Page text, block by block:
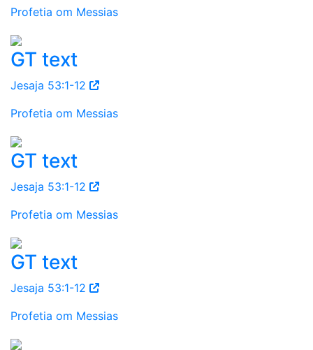
Profetia om Messias
GT text
Jesaja 53:1-12
Profetia om Messias
GT text
Jesaja 53:1-12
Profetia om Messias
GT text
Jesaja 53:1-12
Profetia om Messias